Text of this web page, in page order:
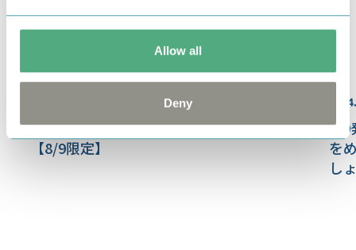
Allow all
Deny
ムーミンの日2024 SNSキャンペーン
【8/9限定】
8/9
を
し